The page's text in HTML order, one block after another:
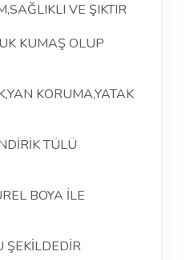
VE ŞIKTIR
KUMAŞ OLUP
KORUMA,YATAK
TÜLÜ
BOYA İLE
ŞEKİLDEDİR